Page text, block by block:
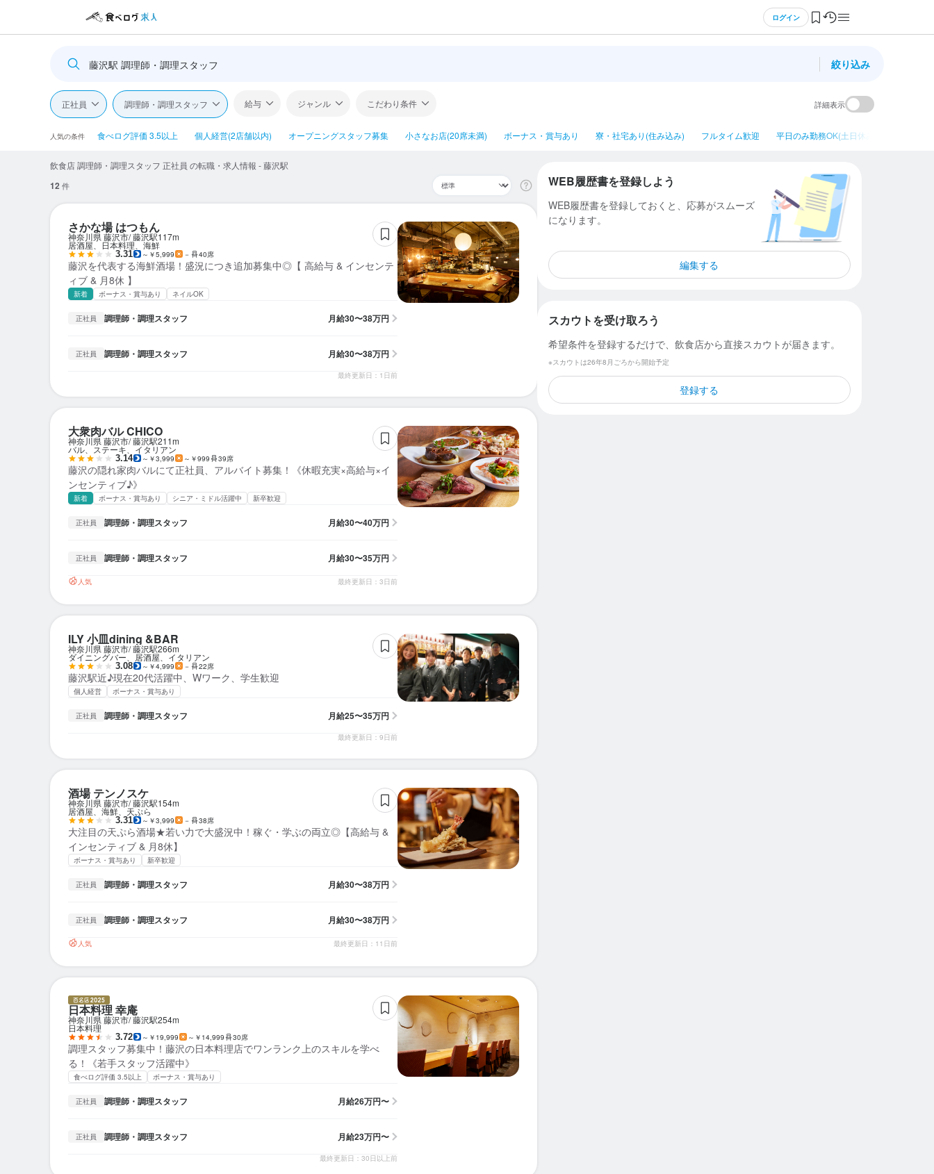
ログイン
藤沢駅 調理師・調理スタッフ 絞り込み
正社員 調理師・調理スタッフ 給与 ジャンル こだわり条件 詳細表示
人気の条件 食べログ評価 3.5以上 個人経営(2店舗以内) オープニングスタッフ募集 小さなお店(20席未満) ボーナス・賞与あり 寮・社宅あり(住み込み) フルタイム歓迎 平日のみ勤務OK(土日休み)
飲食店 調理師・調理スタッフ 正社員 の転職・求人情報 - 藤沢駅
12 件
さかな場 はつもん
神奈川県 藤沢市 藤沢駅117m
居酒屋、日本料理、海鮮
3.31 ～￥5,999 － 40席
藤沢を代表する海鮮酒場！盛況につき追加募集中◎【 高給与 & インセンテ
ィブ & 月8休 】
新着 ボーナス・賞与あり ネイルOK
正社員 調理師・調理スタッフ 月給30〜38万円
正社員 調理師・調理スタッフ 月給30〜38万円
最終更新日：1日前
大衆肉バル CHICO
神奈川県 藤沢市 藤沢駅211m
バル、ステーキ、イタリアン
3.14 ～￥3,999 ～￥999 39席
藤沢の隠れ家肉バルにて正社員、アルバイト募集！《休暇充実×高給与×イ
ンセンティブ♪》
新着 ボーナス・賞与あり シニア・ミドル活躍中 新卒歓迎
正社員 調理師・調理スタッフ 月給30〜40万円
正社員 調理師・調理スタッフ 月給30〜35万円
人気 最終更新日：3日前
ILY 小皿dining &BAR
神奈川県 藤沢市 藤沢駅266m
ダイニングバー、居酒屋、イタリアン
3.08 ～￥4,999 － 22席
藤沢駅近♪現在20代活躍中、Wワーク、学生歓迎
個人経営 ボーナス・賞与あり
正社員 調理師・調理スタッフ 月給25〜35万円
最終更新日：9日前
酒場 テンノスケ
神奈川県 藤沢市 藤沢駅154m
居酒屋、海鮮、天ぷら
3.31 ～￥3,999 － 38席
大注目の天ぷら酒場★若い力で大盛況中！稼ぐ・学ぶの両立◎【高給与 &
インセンティブ & 月8休】
ボーナス・賞与あり 新卒歓迎
正社員 調理師・調理スタッフ 月給30〜38万円
正社員 調理師・調理スタッフ 月給30〜38万円
人気 最終更新日：11日前
日本料理 幸庵
神奈川県 藤沢市 藤沢駅254m
日本料理
3.72 ～￥19,999 ～￥14,999 30席
調理スタッフ募集中！藤沢の日本料理店でワンランク上のスキルを学べ
る！《若手スタッフ活躍中》
食べログ評価 3.5以上 ボーナス・賞与あり
正社員 調理師・調理スタッフ 月給26万円〜
正社員 調理師・調理スタッフ 月給23万円〜
最終更新日：30日以上前
WEB履歴書を登録しよう
WEB履歴書を登録しておくと、応募がスムーズ
になります。
編集する
スカウトを受け取ろう
希望条件を登録するだけで、飲食店から直接スカウトが届きます。
※スカウトは26年8月ごろから開始予定
登録する